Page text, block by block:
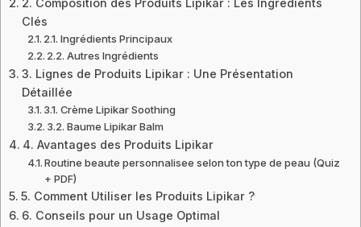
2. Composition des Produits Lipikar : Les Ingrédients
Clés
2.1. Ingrédients Principaux
2.2. Autres Ingrédients
3. Lignes de Produits Lipikar : Une Présentation
Détaillée
3.1. Crème Lipikar Soothing
3.2. Baume Lipikar Balm
4. Avantages des Produits Lipikar
Routine beaute personnalisee selon ton type de peau (Quiz
+ PDF)
5. Comment Utiliser les Produits Lipikar ?
6. Conseils pour un Usage Optimal